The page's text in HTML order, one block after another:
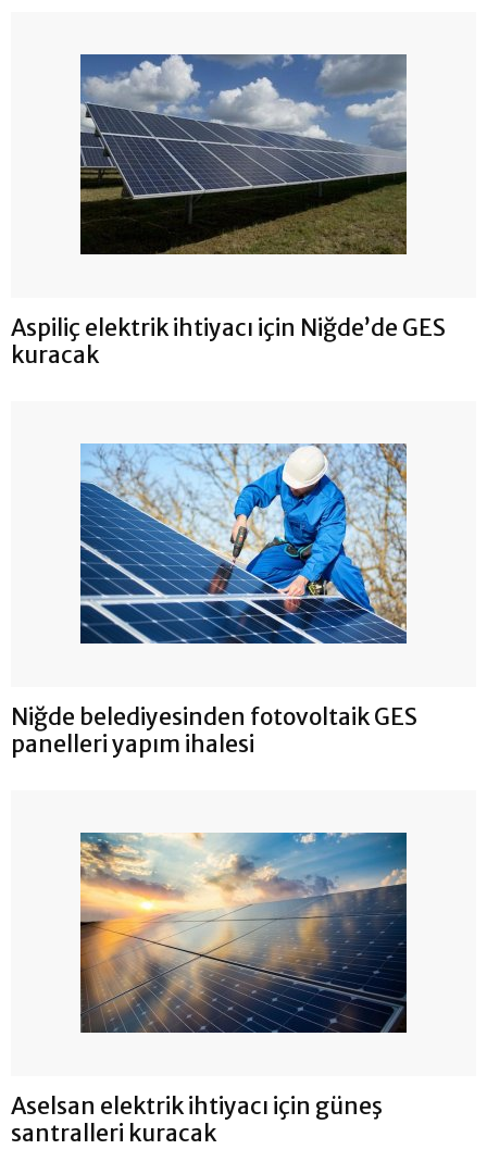
Aspiliç elektrik ihtiyacı için Niğde’de GES
kuracak
Niğde belediyesinden fotovoltaik GES
panelleri yapım ihalesi
Aselsan elektrik ihtiyacı için güneş
santralleri kuracak